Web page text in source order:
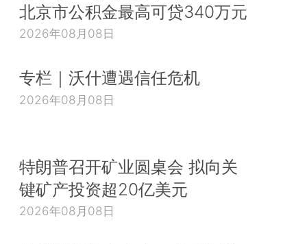
北京市公积金最高可贷340万元
2026年08月08日
专栏｜沃什遭遇信任危机
2026年08月08日
特朗普召开矿业圆桌会 拟向关
键矿产投资超20亿美元
2026年08月08日